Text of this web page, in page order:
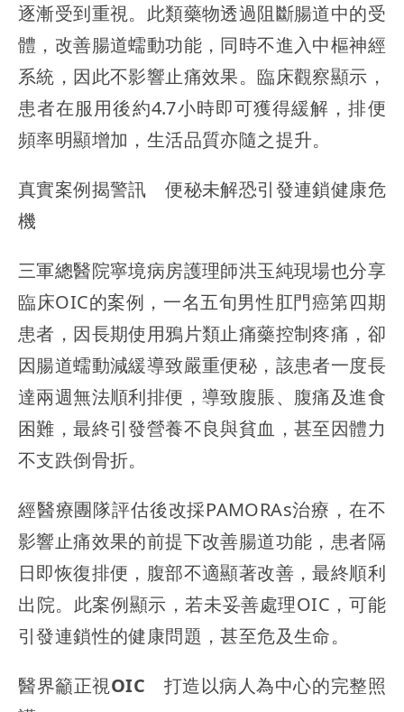
逐漸受到重視。此類藥物透過阻斷腸道中的受
體，改善腸道蠕動功能，同時不進入中樞神經
系統，因此不影響止痛效果。臨床觀察顯示，
患者在服用後約4.7小時即可獲得緩解，排便
頻率明顯增加，生活品質亦隨之提升。
真實案例揭警訊 便秘未解恐引發連鎖健康危
機
三軍總醫院寧境病房護理師洪玉純現場也分享
臨床OIC的案例，一名五旬男性肛門癌第四期
患者，因長期使用鴉片類止痛藥控制疼痛，卻
因腸道蠕動減緩導致嚴重便秘，該患者一度長
達兩週無法順利排便，導致腹脹、腹痛及進食
困難，最終引發營養不良與貧血，甚至因體力
不支跌倒骨折。
經醫療團隊評估後改採PAMORAs治療，在不
影響止痛效果的前提下改善腸道功能，患者隔
日即恢復排便，腹部不適顯著改善，最終順利
出院。此案例顯示，若未妥善處理OIC，可能
引發連鎖性的健康問題，甚至危及生命。
醫界籲正視OIC 打造以病人為中心的完整照